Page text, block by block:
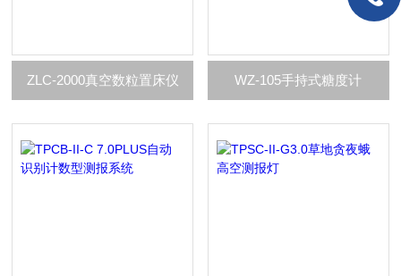
ZLC-2000真空数粒置床仪 WZ-105手持式糖度计